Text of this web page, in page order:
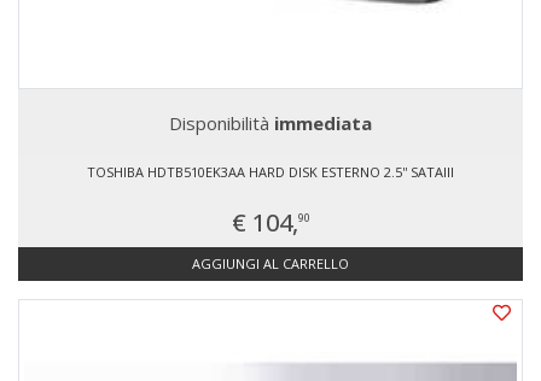
Disponibilità immediata
TOSHIBA HDTB510EK3AA HARD DISK ESTERNO 2.5'' SATAIII
€ 104,90
AGGIUNGI AL CARRELLO